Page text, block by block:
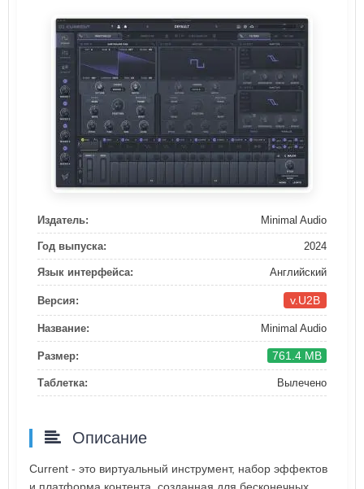
Издатель: Minimal Audio
Год выпуска: 2024
Язык интерфейса: Английский
Версия: v.U2B
Название: Minimal Audio
Размер: 761.4 MB
Таблетка: Вылечено
Описание
Current - это виртуальный инструмент, набор эффектов